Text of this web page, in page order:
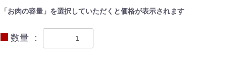
「お肉の容量」を選択していただくと価格が表示されます
数量 ：